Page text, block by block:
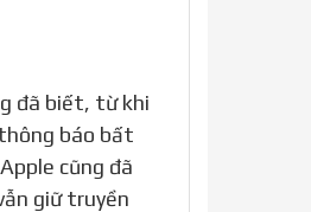
đã biết, từ khi
báo bất
cũng đã
giữ truyền